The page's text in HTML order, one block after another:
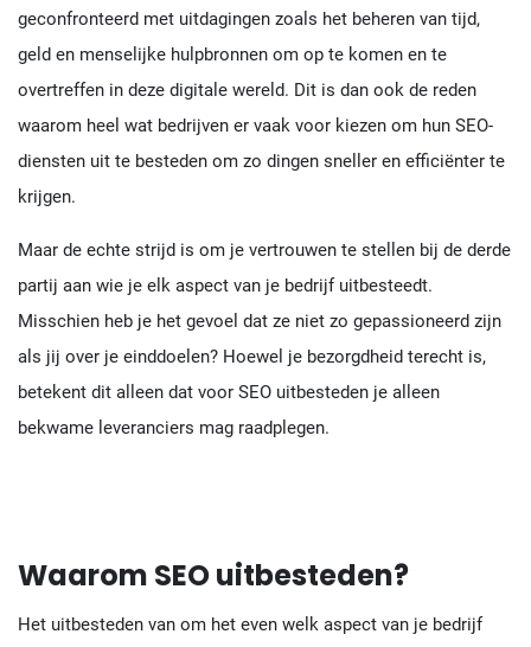
geconfronteerd met uitdagingen zoals het beheren van tijd,
geld en menselijke hulpbronnen om op te komen en te
overtreffen in deze digitale wereld. Dit is dan ook de reden
waarom heel wat bedrijven er vaak voor kiezen om hun SEO-
diensten uit te besteden om zo dingen sneller en efficiënter te
krijgen.
Maar de echte strijd is om je vertrouwen te stellen bij de derde
partij aan wie je elk aspect van je bedrijf uitbesteedt.
Misschien heb je het gevoel dat ze niet zo gepassioneerd zijn
als jij over je einddoelen? Hoewel je bezorgdheid terecht is,
betekent dit alleen dat voor SEO uitbesteden je alleen
bekwame leveranciers mag raadplegen.
Waarom SEO uitbesteden?
Het uitbesteden van om het even welk aspect van je bedrijf